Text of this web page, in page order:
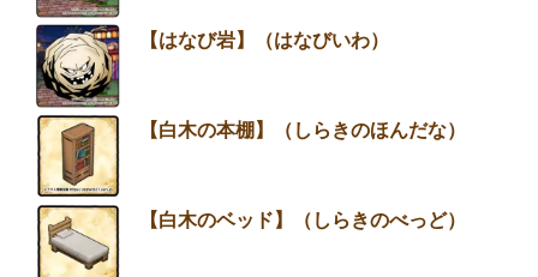
【はなび岩】（はなびいわ）
【白木の本棚】（しらきのほんだな）
【白木のベッド】（しらきのべっど）